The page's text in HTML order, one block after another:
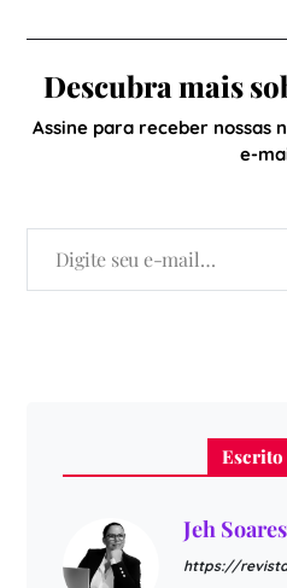
Descubra mais
Assine para receber nossas
e-
Jeh
https://